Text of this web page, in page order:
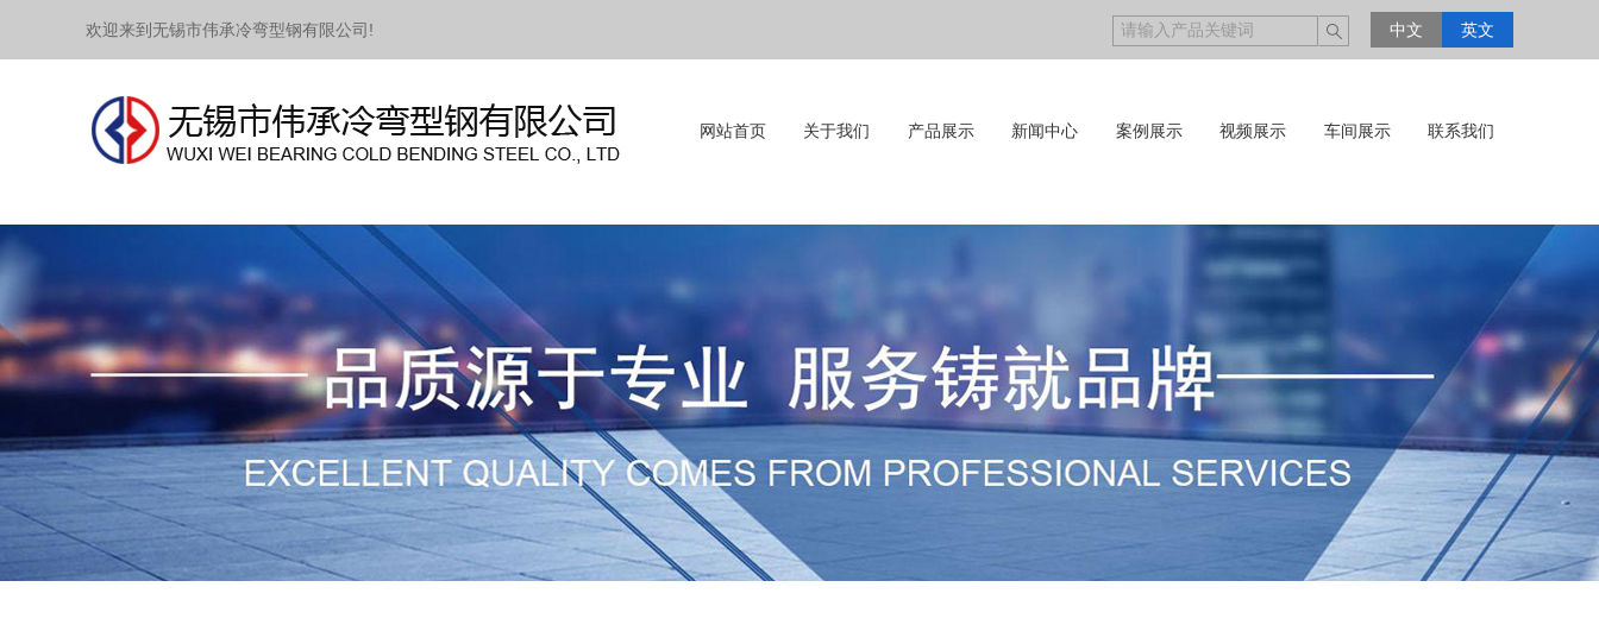
中文 英文
欢迎来到无锡市伟承冷弯型钢有限公司!
网站首页 关于我们 产品展示 新闻中心 案例展示 视频展示 车间展示 联系我们